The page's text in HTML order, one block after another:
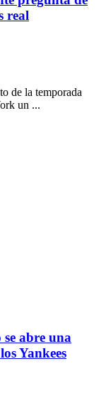
real
de la temporada
un ...
abre una
Yankees